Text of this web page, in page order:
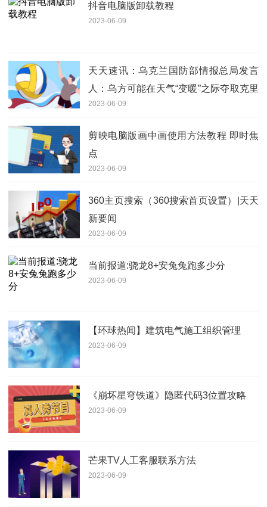
抖音电脑版卸载教程
2023-06-09
天天速讯：乌克兰国防部情报总局发言
人：乌方可能在天气“变暖”之际夺取克里
米亚
2023-06-09
剪映电脑版画中画使用方法教程 即时焦
点
2023-06-09
360主页搜索（360搜索首页设置）|天天
新要闻
2023-06-09
当前报道:骁龙8+安兔兔跑多少分
2023-06-09
【环球热闻】建筑电气施工组织管理
2023-06-09
《崩坏星穹铁道》隐匿代码3位置攻略
2023-06-09
芒果TV人工客服联系方法
2023-06-09